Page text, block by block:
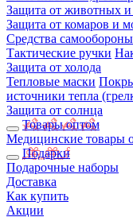
Защита от животных
Защита от комаров и
Средства самообороны
Тактические ручки
Защита от холода
Тепловые маски
источники тепла
Защита от солнца
Товары оптом
Медицинские товары
Подарки
Подарочные наборы
Доставка
Как купить
Акции